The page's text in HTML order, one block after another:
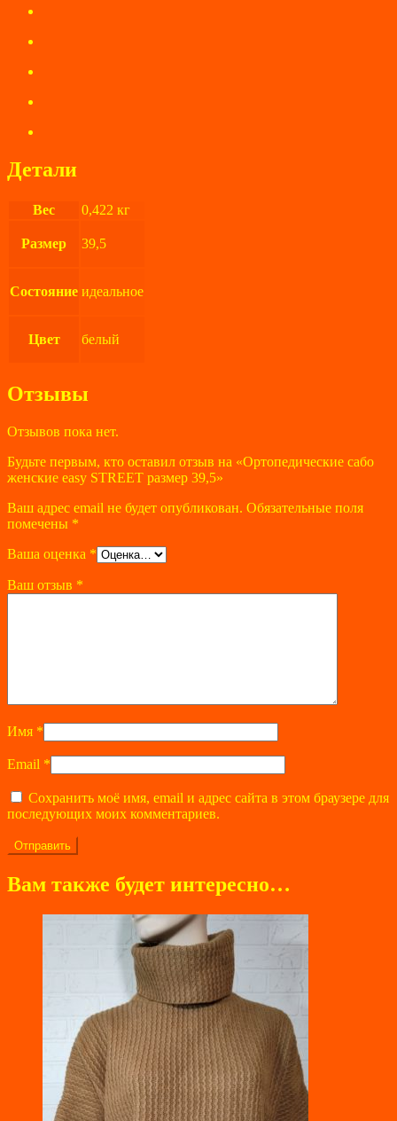
Детали
Вес 0,422 кг
Размер 39,5
Состояние идеальное
Цвет белый
Отзывы
Отзывов пока нет.
Будьте первым, кто оставил отзыв на «Ортопедические сабо
женские easy STREET размер 39,5»
Ваш адрес email не будет опубликован. Обязательные поля
помечены *
Ваша оценка *
Ваш отзыв *
Имя *
Email *
Сохранить моё имя, email и адрес сайта в этом браузере для
последующих моих комментариев.
Вам также будет интересно…